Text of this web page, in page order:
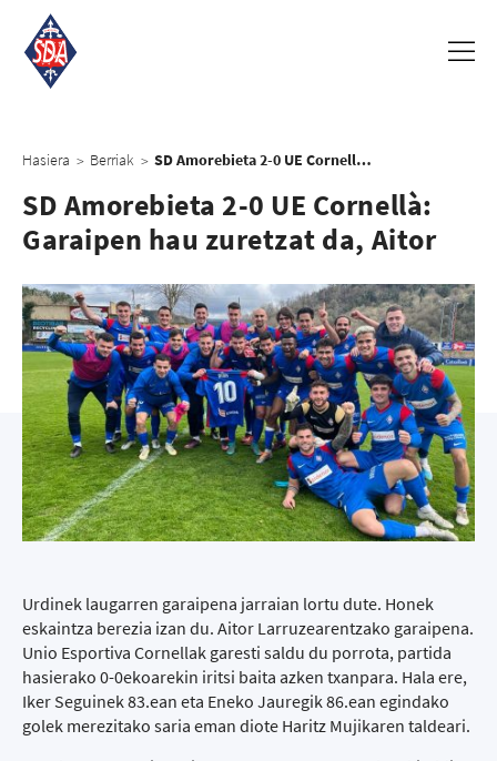
Hasiera > Berriak > SD Amorebieta 2-0 UE Cornellà: Garaipen hau zuretzat da, Aitor
SD Amorebieta 2-0 UE Cornellà:
Garaipen hau zuretzat da, Aitor
Urdinek laugarren garaipena jarraian lortu dute. Honek
eskaintza berezia izan du. Aitor Larruzearentzako garaipena.
Unio Esportiva Cornellak garesti saldu du porrota, partida
hasierako 0-0ekoarekin iritsi baita azken txanpara. Hala ere,
Iker Seguinek 83.ean eta Eneko Jauregik 86.ean egindako
golek merezitako saria eman diote Haritz Mujikaren taldeari.